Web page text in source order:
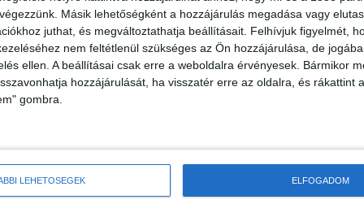
Másik lehetőségként a hozzájárulás megadása vagy
juthat, és megváltoztathatja beállításait. Felhívjuk figyelmét,
nem feltétlenül szükséges az Ön hozzájárulása, de
ellen. A beállításai csak erre a weboldalra érvényesek. Bármikor
hozzájárulását, ha visszatér erre az oldalra, és rákattint
gombra.
LEHETŐSÉGEK ELFOGADOM
el
biciklis, amikor odaért a családhoz, az egyik
múlt, hogy nem ütötte el. Ez mind azért
és nekik hátulról jött a kerékpáros.”
Elüti a gyereket” – kezdte beszámolóját a
következtek: